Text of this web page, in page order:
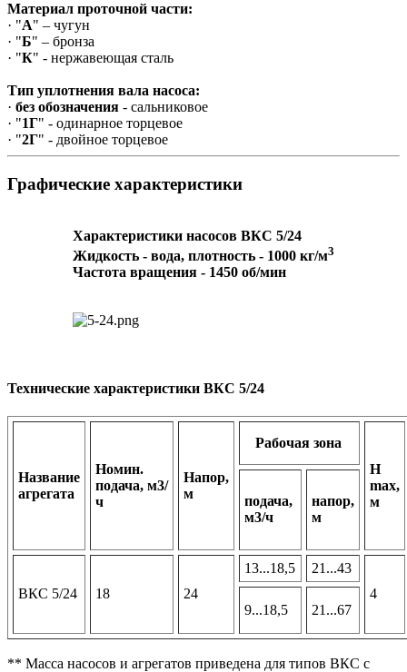
Материал проточной части:
· "А" – чугун
· "Б" – бронза
· "К" - нержавеющая сталь
Тип уплотнения вала насоса:
· без обозначения - сальниковое
· "1Г" - одинарное торцевое
· "2Г" - двойное торцевое
Графические характеристики
Характеристики насосов ВКС 5/24
Жидкость - вода, плотность - 1000 кг/м3
Частота вращения - 1450 об/мин
Технические характеристики ВКС 5/24
Название
агрегата
Номин.
подача, м3/
ч
Напор,
м
Рабочая зона
Н
max,
м
подача,
м3/ч
напор,
м
ВКС 5/24 18 24
13...18,5
21...43
4
9...18,5
21...67
** Масса насосов и агрегатов приведена для типов ВКС с